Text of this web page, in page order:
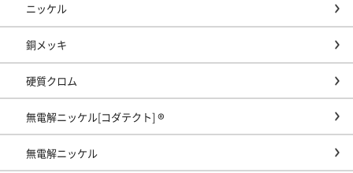
ニッケル
銅メッキ
硬質クロム
無電解ニッケル[コダテクト] ®
無電解ニッケル